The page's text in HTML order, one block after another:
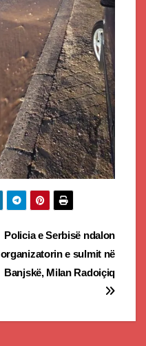
Policia e Serbisë ndalon
organizatorin e sulmit në
Banjskë, Milan Radoiçiq